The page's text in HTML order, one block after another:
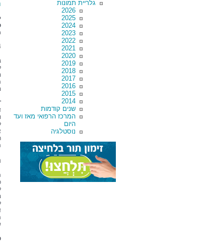
גלריית תמונות
2026
2025
2024
2023
2022
2021
2020
2019
2018
2017
2016
2015
2014
שנים קודמות
המרכז הרפואי מאז ועד
היום
נוסטלגיה